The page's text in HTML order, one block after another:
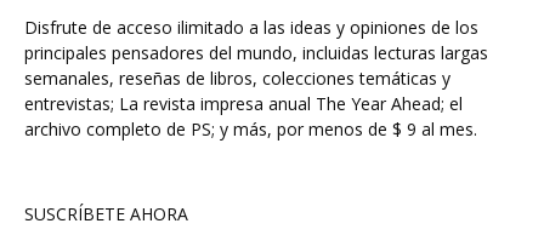
Disfrute de acceso ilimitado a las ideas y opiniones de los
principales pensadores del mundo, incluidas lecturas largas
semanales, reseñas de libros, colecciones temáticas y
entrevistas; La revista impresa anual The Year Ahead; el
archivo completo de PS; y más, por menos de $ 9 al mes.
SUSCRÍBETE AHORA